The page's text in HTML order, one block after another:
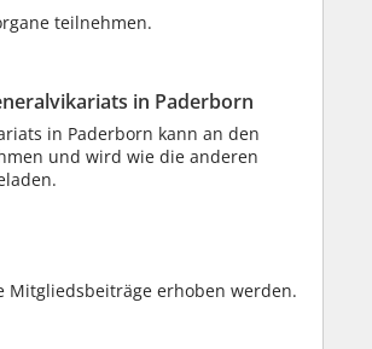
teilnehmen.
in Paderborn
in Paderborn kann an den
und wird wie die anderen
Mitgliedsbeiträge erhoben werden.